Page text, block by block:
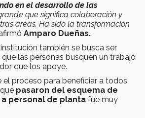
en el desarrollo de las
que significa colaboración y
áreas. Ha sido la transformación
Amparo Dueñas.
también se busca ser
que las personas busquen un trabajo
que los apoye.
el proceso para beneficiar a todos
pasaron del esquema de
personal de planta fue muy